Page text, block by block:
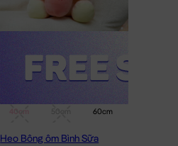
60cm
Heo Bông ôm Bình Sữa